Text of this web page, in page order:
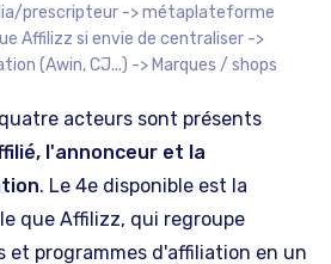
prescripteur -> métaplateforme
Affilizz si envie de centraliser ->
(Awin, CJ...) -> Marques / shops
acteurs sont présents
l'annonceur et la
. Le 4e disponible est la
que Affilizz, qui regroupe
et programmes d'affiliation en un